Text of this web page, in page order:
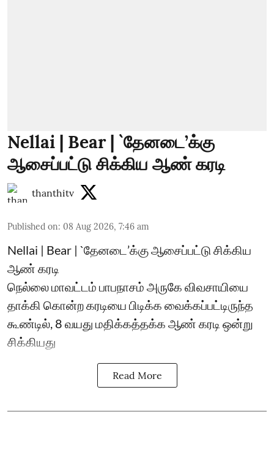
Nellai | Bear | `தேனடை’க்கு
ஆசைப்பட்டு சிக்கிய ஆண் கரடி
thanthitv
Published on: 08 Aug 2026, 7:46 am
Nellai | Bear | `தேனடை’க்கு ஆசைப்பட்டு சிக்கிய
ஆண் கரடி
நெல்லை மாவட்டம் பாபநாசம் அருகே விவசாயியை
தாக்கி கொன்ற கரடியை பிடிக்க வைக்கப்பட்டிருந்த
கூண்டில், 8 வயது மதிக்கத்தக்க ஆண் கரடி ஒன்று
சிக்கியது
Read More